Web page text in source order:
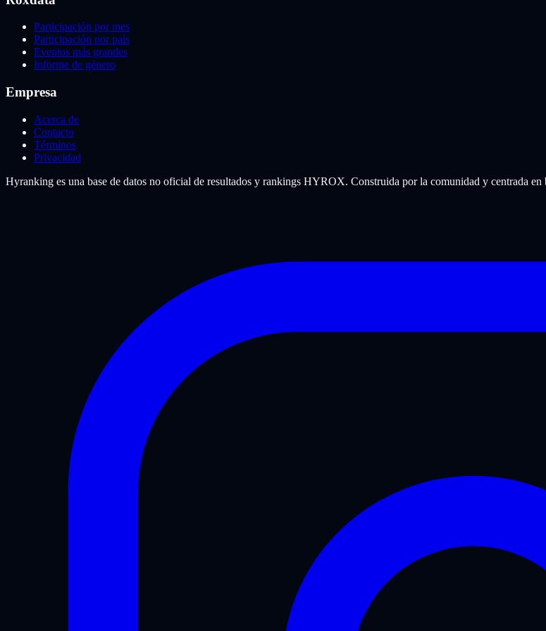
Participación por mes
Participación por país
Eventos más grandes
Informe de género
Empresa
Acerca de
Contacto
Términos
Privacidad
Hyranking es una base de datos no oficial de resultados y rankings HYROX. Construida por la comunidad y centrada en